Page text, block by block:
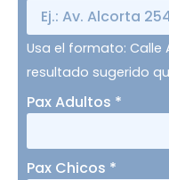
Usa el formato: Calle
resultado sugerido
Pax Adultos *
Pax Chicos *